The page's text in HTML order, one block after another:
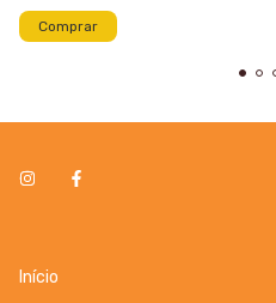
Início